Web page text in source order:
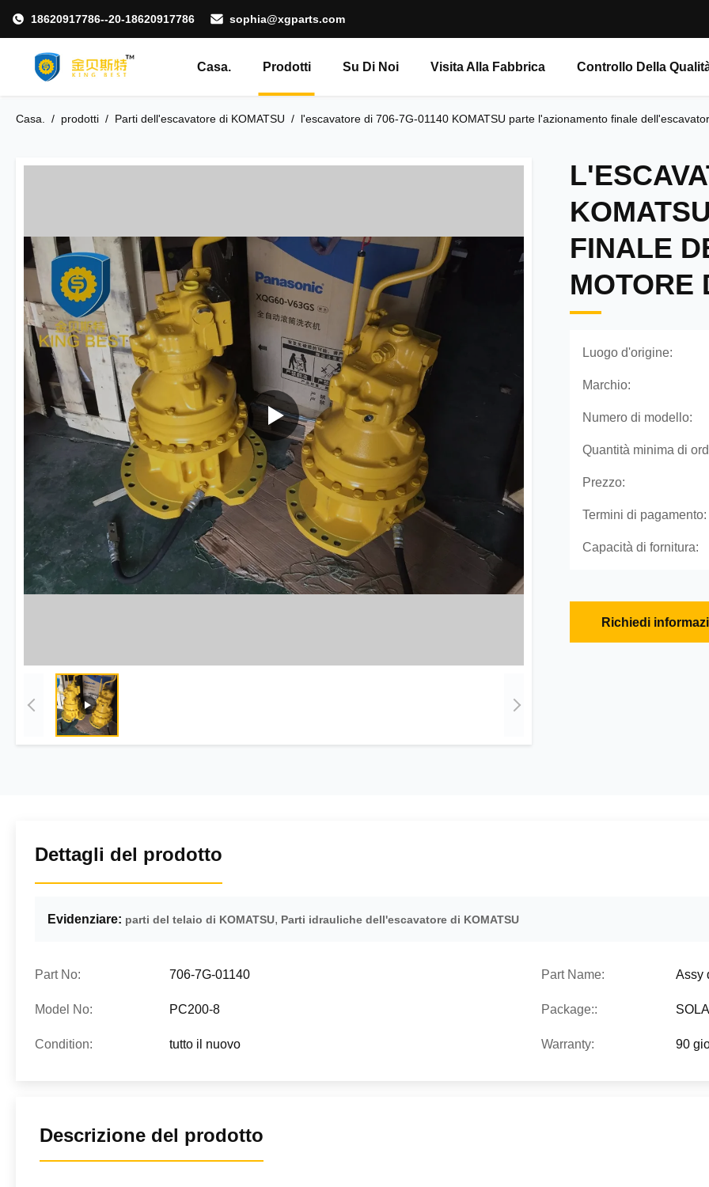
18620917786--20-18620917786 sophia@xgparts.com
Casa. Prodotti Su Di Noi Visita Alla Fabbrica Controllo Della
Casa. / prodotti / Parti dell'escavatore di KOMATSU / l'escavatore di 706-7G-01140 KOMATSU parte l'azionamento finale
FINALE
MOTORE
Luogo d'origine:
Marchio:
Numero di modello:
Quantità minima di
Prezzo:
Termini di pagamento:
Capacità di fornitura:
Richiedi
Dettagli del prodotto
Evidenziare: parti del telaio di KOMATSU, Parti idrauliche dell'escavatore di KOMATSU
Part No: 706-7G-01140 Part Name: Assy
Model No: PC200-8 Package::
Condition: tutto il nuovo Warranty: 90
Descrizione del prodotto